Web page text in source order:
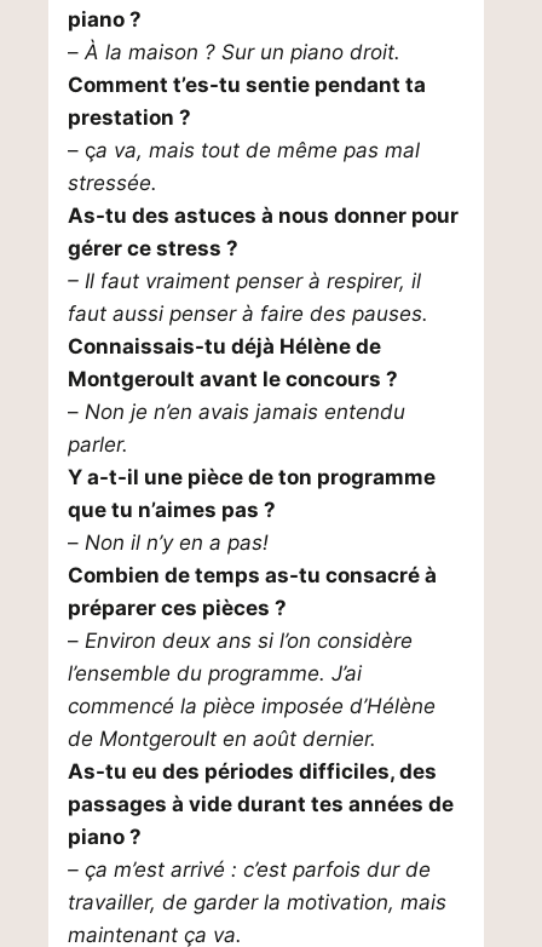
piano ?
–À la maison ? Sur un piano droit.
Comment t’es-tu sentie pendant ta
prestation ?
– ça va, mais tout de même pas mal
stressée.
As-tu des astuces à nous donner pour
gérer ce stress ?
– Il faut vraiment penser à respirer, il
faut aussi penser à faire des pauses.
Connaissais-tu déjà Hélène de
Montgeroult avant le concours ?
– Non je n’en avais jamais entendu
parler.
Y a-t-il une pièce de ton programme
que tu n’aimes pas ?
– Non il n’y en a pas!
Combien de temps as-tu consacré à
préparer ces pièces ?
– Environ deux ans si l’on considère
l’ensemble du programme. J’ai
commencé la pièce imposée d’Hélène
de Montgeroult en août dernier.
As-tu eu des périodes difficiles, des
passages à vide durant tes années de
piano ?
– ça m’est arrivé : c’est parfois dur de
travailler, de garder la motivation, mais
maintenant ça va.